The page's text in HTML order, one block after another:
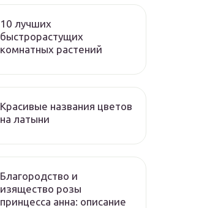
10 лучших
быстрорастущих
комнатных растений
Красивые названия цветов
на латыни
Благородство и
изящество розы
принцесса анна: описание